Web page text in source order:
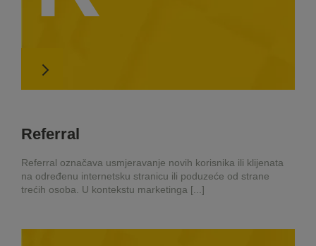
Referral
Referral označava usmjeravanje novih korisnika ili klijenata
na određenu internetsku stranicu ili poduzeće od strane
trećih osoba. U kontekstu marketinga [...]